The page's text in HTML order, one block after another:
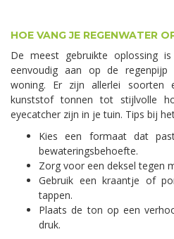
HOE VANG JE REGENWATER
De meest gebruikte oplossing
eenvoudig aan op de
woning. Er zijn allerlei soorten
kunststof tonnen tot stijlvolle
eyecatcher zijn in je tuin. Tips bij
Kies een formaat dat
bewateringsbehoefte.
Zorg voor een deksel tegen
Gebruik een kraantje of
tappen.
Plaats de ton op een
druk.